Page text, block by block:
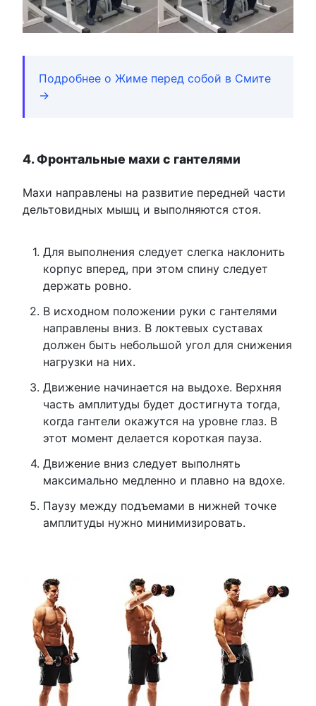
Подробнее о Жиме перед собой в Смите
→
4. Фронтальные махи с гантелями
Махи направлены на развитие передней части
дельтовидных мышц и выполняются стоя.
Для выполнения следует слегка наклонить
корпус вперед, при этом спину следует
держать ровно.
В исходном положении руки с гантелями
направлены вниз. В локтевых суставах
должен быть небольшой угол для снижения
нагрузки на них.
Движение начинается на выдохе. Верхняя
часть амплитуды будет достигнута тогда,
когда гантели окажутся на уровне глаз. В
этот момент делается короткая пауза.
Движение вниз следует выполнять
максимально медленно и плавно на вдохе.
Паузу между подъемами в нижней точке
амплитуды нужно минимизировать.